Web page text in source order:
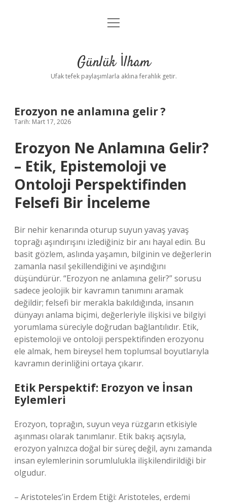
Anasayfa
Yasal Uyarı
menüyü
Günlük İlham
Ufak tefek paylaşımlarla aklına ferahlık getir.
Erozyon ne anlamına gelir ?
Tarih: Mart 17, 2026
Erozyon Ne Anlamına Gelir?
– Etik, Epistemoloji ve
Ontoloji Perspektifinden
Felsefi Bir İnceleme
Bir nehir kenarında oturup suyun yavaş yavaş
toprağı aşındırışını izlediğiniz bir anı hayal edin. Bu
basit gözlem, aslında yaşamın, bilginin ve değerlerin
zamanla nasıl şekillendiğini ve aşındığını
düşündürür. “Erozyon ne anlamına gelir?” sorusu
sadece jeolojik bir kavramın tanımını aramak
değildir; felsefi bir merakla bakıldığında, insanın
dünyayı anlama biçimi, değerleriyle ilişkisi ve bilgiyi
yorumlama süreciyle doğrudan bağlantılıdır. Etik,
epistemoloji ve ontoloji perspektifinden erozyonu
ele almak, hem bireysel hem toplumsal boyutlarıyla
kavramın derinliğini ortaya çıkarır.
Etik Perspektif: Erozyon ve İnsan
Eylemleri
Erozyon, toprağın, suyun veya rüzgarın etkisiyle
aşınması olarak tanımlanır. Etik bakış açısıyla,
erozyon yalnızca doğal bir süreç değil, aynı zamanda
insan eylemlerinin sorumlulukla ilişkilendirildiği bir
olgudur.
– Aristoteles’in Erdem Etiği: Aristoteles, erdemi